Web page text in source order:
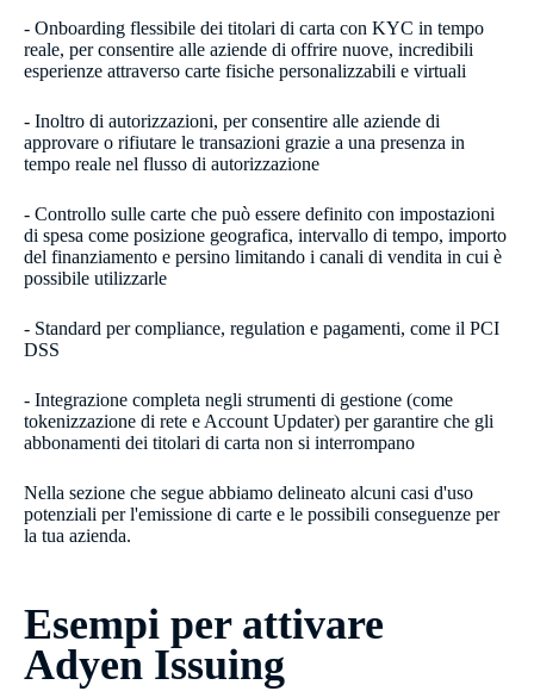
- Onboarding flessibile dei titolari di carta con KYC in tempo
reale, per consentire alle aziende di offrire nuove, incredibili
esperienze attraverso carte fisiche personalizzabili e virtuali
- Inoltro di autorizzazioni, per consentire alle aziende di
approvare o rifiutare le transazioni grazie a una presenza in
tempo reale nel flusso di autorizzazione
- Controllo sulle carte che può essere definito con impostazioni
di spesa come posizione geografica, intervallo di tempo, importo
del finanziamento e persino limitando i canali di vendita in cui è
possibile utilizzarle
- Standard per compliance, regulation e pagamenti, come il PCI
DSS
- Integrazione completa negli strumenti di gestione (come
tokenizzazione di rete e Account Updater) per garantire che gli
abbonamenti dei titolari di carta non si interrompano
Nella sezione che segue abbiamo delineato alcuni casi d'uso
potenziali per l'emissione di carte e le possibili conseguenze per
la tua azienda.
Esempi per attivare
Adyen Issuing